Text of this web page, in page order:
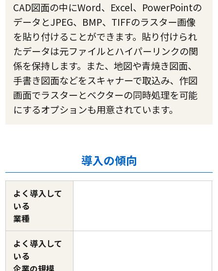
CAD図面の中にWord、Excel、PowerPointの
データとJPEG、BMP、TIFFのラスター画像
を貼り付けることができます。貼り付けられ
たデータは元ファイルとハイパーリンクの関
係を保持します。また、地図や青焼き図面、
手書き図面などをスキャナーで取込み、作図
画面でラスターとベクターの同時処理を可能
にするオプションも用意されています。
導入の傾向
よく導入して
いる
業種
よく導入して
いる